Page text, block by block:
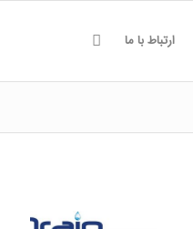
ارتباط با ما